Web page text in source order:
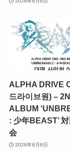
ALPHA DRIVE
드라이브원) –
ALBUM
: 少年BEAST’
会
2026年8月6日